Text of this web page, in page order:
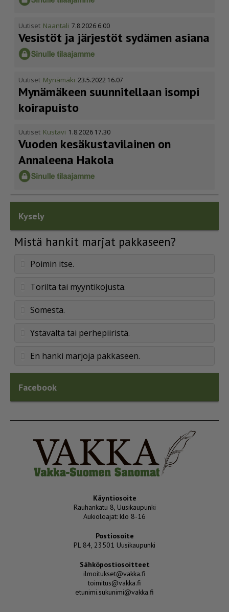
Uutiset Naantali 7.8.2026 6.00
Vesistöt ja järjestöt sydämen asiana
Uutiset Mynämäki 23.5.2022 16.07
Mynämäkeen suunnitellaan isompi
koirapuisto
Uutiset Kustavi 1.8.2026 17.30
Vuoden kesäkus­ta­vi­lainen on
Annaleena Hakola
Kysely
Mistä hankit marjat pakkaseen?
Poimin itse.
Torilta tai myyntikojusta.
Somesta.
Ystävältä tai perhepiiristä.
En hanki marjoja pakkaseen.
Facebook
Käyntiosoite
Rauhankatu 8, Uusikaupunki
Aukioloajat: klo 8-16
Postiosoite
PL 84, 23501 Uusikaupunki
Sähköpostiosoitteet
ilmoitukset@vakka.fi
toimitus@vakka.fi
etunimi.sukunimi@vakka.fi